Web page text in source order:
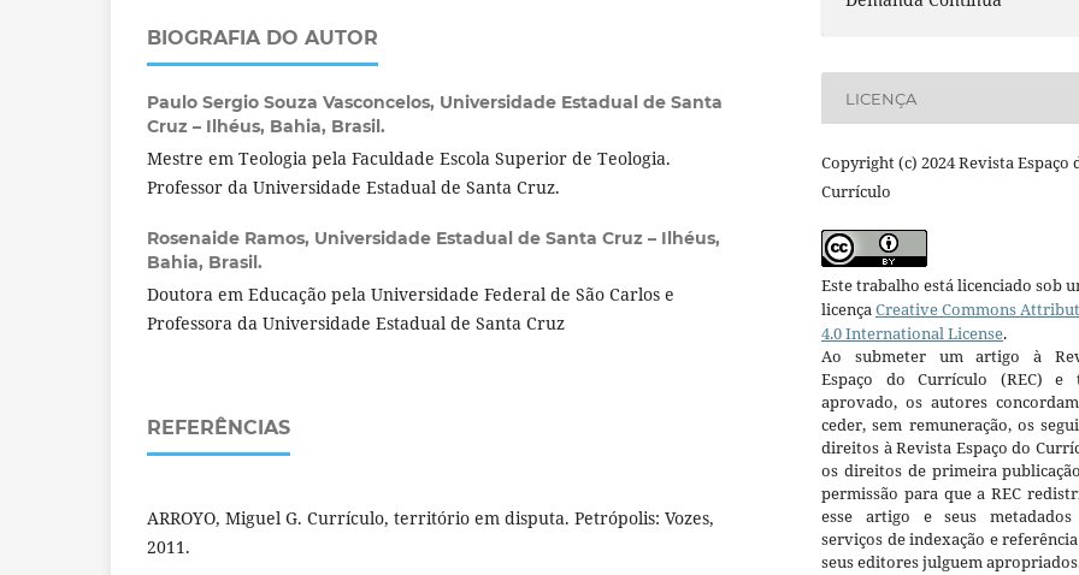
BIOGRAFIA DO AUTOR
Paulo Sergio Souza Vasconcelos, Universidade Estadual de Santa
Cruz – Ilhéus, Bahia, Brasil.
Mestre em Teologia pela Faculdade Escola Superior de Teologia.
Professor da Universidade Estadual de Santa Cruz.
Rosenaide Ramos, Universidade Estadual de Santa Cruz – Ilhéus,
Bahia, Brasil.
Doutora em Educação pela Universidade Federal de São Carlos e
Professora da Universidade Estadual de Santa Cruz
REFERÊNCIAS
ARROYO, Miguel G. Currículo, território em disputa. Petrópolis: Vozes,
2011.
LICENÇA
Copyright (c) 2024 Revista Espaço
Currículo
Este trabalho está licenciado sob
licençaCreative Commons
4.0 International License.
Ao submeter um artigo à
Espaço do Currículo (REC) e
aprovado, os autores
ceder, sem remuneração, os
direitos à Revista Espaço do
os direitos de primeira
permissão para que a REC
esse artigo e seus metadados
serviços de indexação e
seus editores julguem